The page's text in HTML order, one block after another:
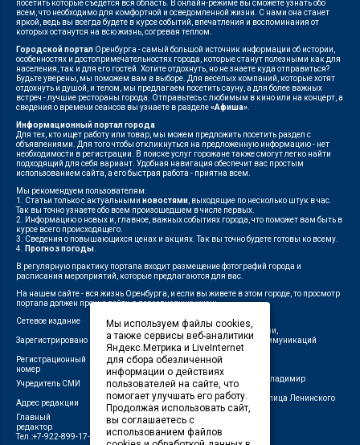
посетить которые съедется вся область. В онлайн-режиме вы сможете узнать обо
всем, что необходимо для комфортной и осведомленной жизни. С нами она станет
яркой, ведь вы всегда будете в курсе событий, впечатления и воспоминания от
которых останутся на всю жизнь, согревая теплом.
Городской портал Оренбурга - самый большой источник информации об истории,
особенностях и достопримечательностях города, которые станут полезными как для
населения, так и для его гостей. Хотите отдохнуть, но не знаете куда отправиться?
Будьте уверены, мы поможем вам в выборе. Для веселых компаний, которые хотят
отдохнуть и душой, и телом, мы предлагаем посетить сауну, а для более важных
встреч - лучшие рестораны города. Отправьтесь с любимым в кино или на концерт, а
сведения о времени сеансов вы узнаете в разделе«Афиша»
Информационный портал города
Для тех, кто ищет работу или товар, мы можем предложить посетить раздел с
объявлениями. Для того чтобы откликнуться на предложенную информацию - нет
необходимости в регистрации. В поиске услуг горожане также смогут легко найти
подходящий для себя вариант. Удобная навигация обеспечит вас простым
использованием сайта, а его быстрая работа - приятна всем.
Мы рекомендуем пользователям:
1. Статьи только с актуальными новостями , выходящие по несколько штук в час.
Так вы точно узнаете обо всем произошедшем в числе первых.
2. Информацию о новых и, главное, важных событиях города, что поможет вам быть в
курсе всего происходящего.
3. Сведения о повышающихся ценах и акциях. Так вы точно будете готовы ко всему.
4.
Прогноз погоды
В регулярную практику портала входит размещение фотографий города и
расписания мероприятий, которые предлагаются для вас.
На нашем сайте - вся жизнь Оренбурга, и если вы живете в этом городе, то просмотр
портала должен прочно войти в повседневную жизнь.
Сетевое издание
"1743"
Зарегистрировано
Федеральной службой по надзору в сфере связи,
информационных технологий и массовых коммуникаций
(Роскомнадзор)
Регистрационный
номер
ЭЛ № ФС 77-75960 от 19.06.2019 г.
Учредитель СМИ
Индивидуальный предприниматель Савин Владимир
Валерьевич
Адрес редакции
462411, Оренбургская область, город Орск, улица Ленинского
Комсомола, д. 4-Б
Главный
редактор
Лещенко П.А.
Тел.:+7-922-899-17-43
Мы используем файлы cookies,
а также сервисы веб-аналитики
Яндекс.Метрика и LiveInternet
для сбора обезличенной
информации о действиях
пользователей на сайте, что
помогает улучшать его работу.
Продолжая использовать сайт,
вы соглашаетесь с
использованием файлов